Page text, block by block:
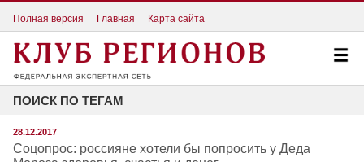
Полная версия Главная Карта сайта
ПОИСК ПО ТЕГАМ
28.12.2017
Соцопрос: россияне хотели бы попросить у Деда